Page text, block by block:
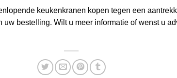
keukenkranen kopen tegen een
bestelling. Wilt u meer informatie of wenst u